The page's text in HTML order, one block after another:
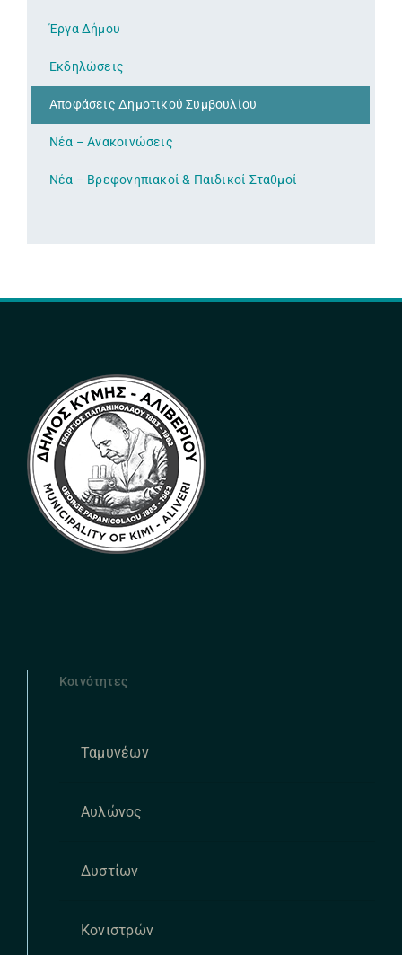
Έργα Δήμου
Εκδηλώσεις
Αποφάσεις Δημοτικού Συμβουλίου
Νέα – Ανακοινώσεις
Νέα – Βρεφονηπιακοί & Παιδικοί Σταθμοί
Κοινότητες
Ταμυνέων
Αυλώνος
Δυστίων
Κονιστρών